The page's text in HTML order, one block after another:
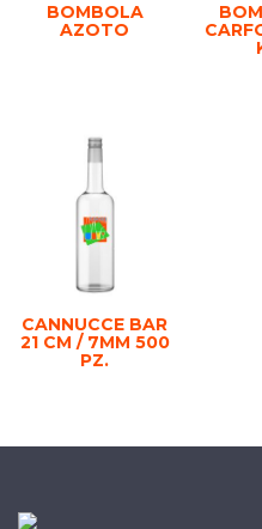
BOMBOLA
AZOTO
CANNUCCE BAR
21 CM / 7MM 500
PZ.